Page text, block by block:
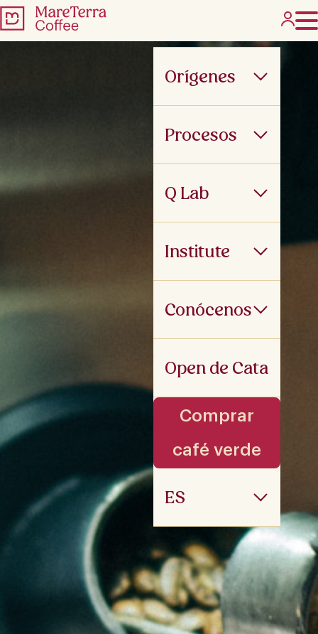
Orígenes
Procesos
Q Lab
Institute
Conócenos
Open de Cata
Comprar
café verde
ES